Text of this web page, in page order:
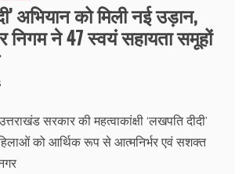
अभियान को मिली नई उड़ान,
निगम ने 47 स्वयं सहायता समूहों
सरकार की महत्वाकांक्षी ‘लखपति दीदी’
को आर्थिक रूप से आत्मनिर्भर एवं सशक्त